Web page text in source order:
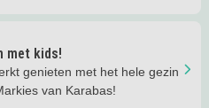
met kids!
genieten met het hele gezin
van Karabas!